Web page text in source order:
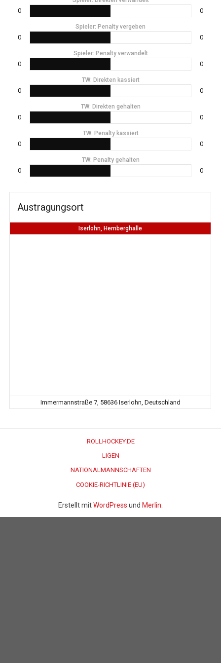
0 0
Spieler: Penalty vergeben
0 0
Spieler: Penalty verwandelt
0 0
TW: Direkten kassiert
0 0
TW: Direkten gehalten
0 0
TW: Penalty kassiert
0 0
TW: Penalty gehalten
0 0
Austragungsort
Iserlohn, Hemberghalle
Immermannstraße 7, 58636 Iserlohn, Deutschland
ROLLHOCKEY.DE
LIGEN
NATIONALMANNSCHAFTEN
COOKIE-RICHTLINIE (EU)
Erstellt mitWordPress und Merlin